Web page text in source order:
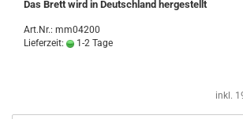
Das Brett wird in Deutschland hergestellt
Art.Nr.: mm04200
Lieferzeit:
1-2 Tage
inkl.